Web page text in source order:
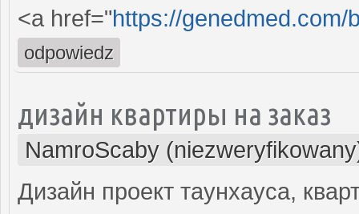
<a href="https://genedmed.com/
odpowiedz
дизайн квартиры на заказ
NamroScaby
Дизайн проект таунхауса,